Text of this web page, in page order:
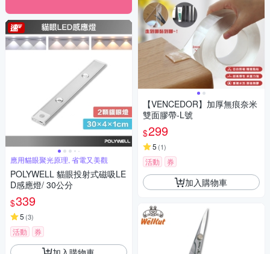
應用貓眼聚光原理, 省電又美觀
POLYWELL 貓眼投射式磁吸LE
D感應燈/ 30公分
$339
5 (3)
活動 券
【VENCEDOR】加厚無痕奈米
雙面膠帶-L號
$299
5 (1)
活動 券
加入購物車